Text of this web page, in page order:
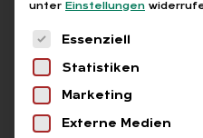
Alle
Schlag­wort
kon­to
unter Einstellungen
Es folgt eine Liste
Essenziell
Statistiken
Marketing
Externe Medien